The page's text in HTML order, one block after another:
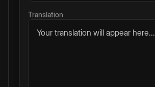
Translation
Your translation will appear here...